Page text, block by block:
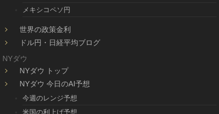
メキシコペソ円
世界の政策金利
ドル円・日経平均ブログ
NYダウ
NYダウ トップ
NYダウ 今日のAI予想
今週のレンジ予想
米国の利上げ予想